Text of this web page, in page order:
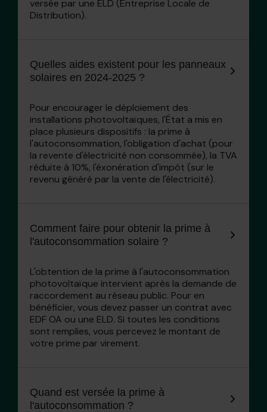
versée par une ELD (Entreprise Locale de
Distribution).
Quelles aides existent pour les panneaux
solaires en 2024-2025 ?
Pour encourager le déploiement des
installations photovoltaïques, l'État a mis en
place plusieurs dispositifs : la prime à
l'autoconsommation, l'obligation d'achat (pour
la revente d'électricité non consommée), la TVA
réduite à 10%, l'éxonération d'impôt (sur le
revenu généré par la vente de l'électricité).
Comment faire pour obtenir la prime à
l'autoconsommation solaire ?
L'obtention de la prime à l'autoconsommation
photovoltaïque intervient après la demande de
raccordement au réseau public. Pour en
bénéficier, vous devez passer un contrat avec
EDF OA ou une ELD. Si toutes les conditions
sont remplies, vous percevez le montant de
votre prime par virement.
Quand est versée la prime à
l'autoconsommation ?